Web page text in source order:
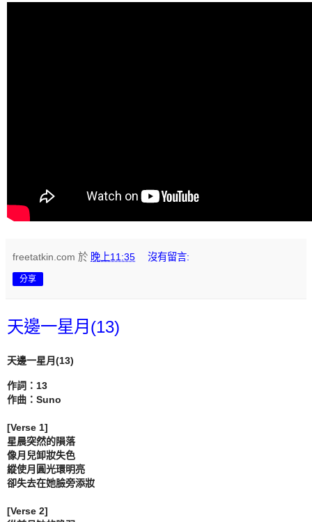
freetatkin.com 於 晚上11:35 沒有留言:
分享
天邊一星月(13)
天邊一星月(13)
作詞：13
作曲：Suno
[Verse 1]
星晨突然的隕落
像月兒卸妝失色
縱使月圓光環明亮
卻失去在她臉旁添妝
[Verse 2]